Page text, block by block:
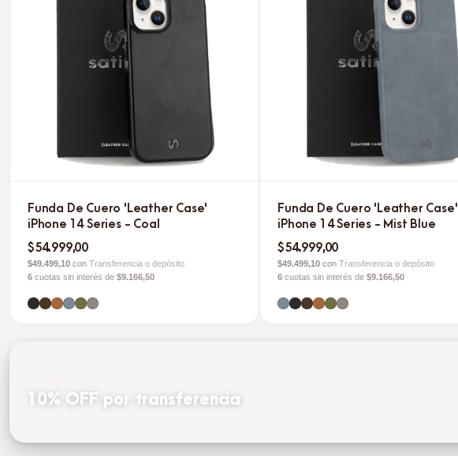
Funda De Cuero 'Leather Case'
iPhone 14 Series - Coal
$54.999,00
$49.499,10 con Transferencia o depósito
6 cuotas sin interés de $9.166,50
Funda De Cuero 'Leather Case'
iPhone 14 Series - Mist Blue
$54.999,00
$49.499,10con Transferencia o depósito
6 cuotas sin interés de$9.166,50
10% OFF por transferencia